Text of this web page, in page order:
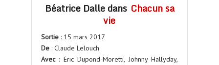
Béatrice Dalle dans Chacun sa
vie
Sortie : 15 mars 2017
De : Claude Lelouch
Avec: Éric Dupond-Moretti, Johnny Hallyday,